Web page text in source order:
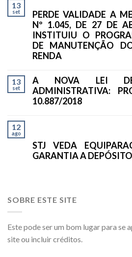
13
set
PERDE VALIDADE A
Nº 1.045, DE 27 DE
INSTITUIU O
DE MANUTENÇÃO
RENDA
13
set
A NOVA LEI DE
ADMINISTRATIVA:
10.887/2018
12
ago
STJ VEDA
GARANTIA A
SOBRE ESTE SITE
Este pode ser um bom lugar para se
site ou incluir créditos.